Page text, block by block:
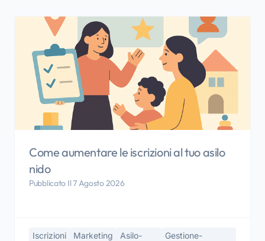
Come aumentare le iscrizioni al tuo asilo
nido
Pubblicato Il 7 Agosto 2026
Iscrizioni Marketing
Asilo-
Gestione-